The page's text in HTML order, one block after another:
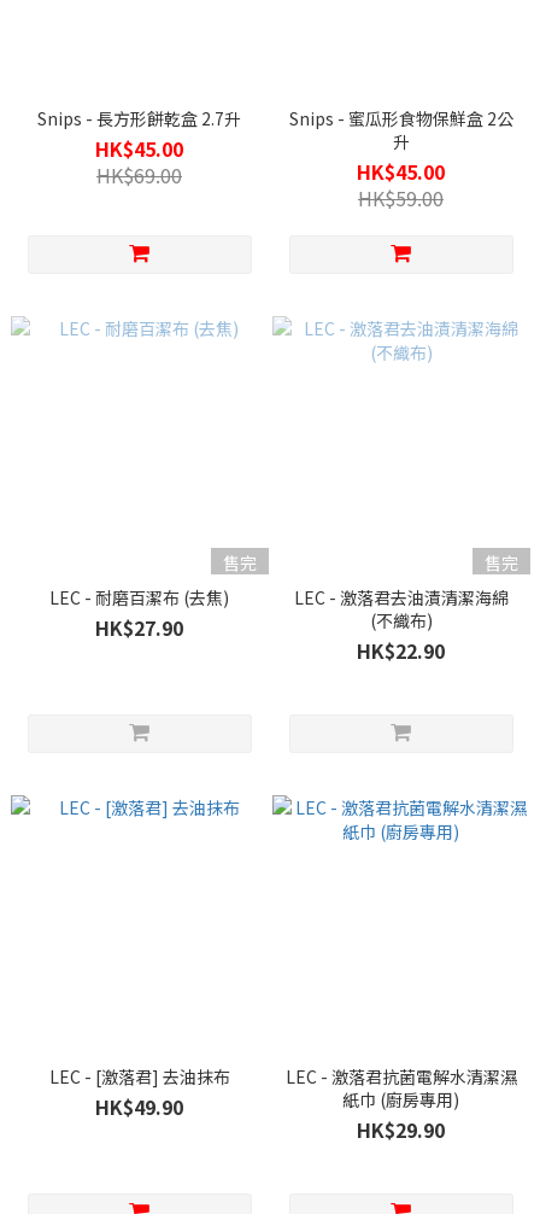
Snips - 長方形餅乾盒 2.7升
HK$45.00
HK$69.00
Snips - 蜜瓜形食物保鮮盒 2公
升
HK$45.00
HK$59.00
售完
LEC - 耐磨百潔布 (去焦)
HK$27.90
售完
LEC - 激落君去油漬清潔海綿
(不織布)
HK$22.90
LEC - [激落君] 去油抹布
HK$49.90
LEC - 激落君抗菌電解水清潔濕
紙巾 (廚房專用)
HK$29.90